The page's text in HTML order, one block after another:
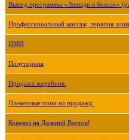
Выход программы «Лошади в боксах»
Профессиональный массаж, терапия
ЦМИ
Полуторник
Продажа жеребцов.
Племенные пони на продажу.
Коневоз на Дальний Восток!